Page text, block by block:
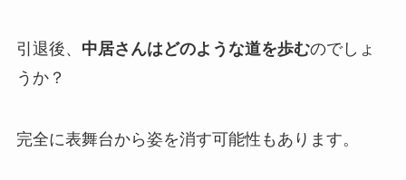
引退後、 中居さんはどのような道を歩むのでしょ
うか？
完全に表舞台から姿を消す可能性もあります。